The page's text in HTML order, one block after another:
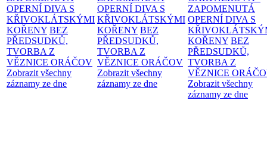
OPERNÍ DIVA S
KŘIVOKLÁTSKÝMI
KOŘENY BEZ
PŘEDSUDKŮ,
TVORBA Z
VĚZNICE ORÁČOV
Zobrazit všechny
záznamy ze dne
OPERNÍ DIVA S
KŘIVOKLÁTSKÝMI
KOŘENY BEZ
PŘEDSUDKŮ,
TVORBA Z
VĚZNICE ORÁČOV
Zobrazit všechny
záznamy ze dne
ZAPOMENUTÁ
OPERNÍ DIVA S
KOŘENY BEZ
PŘEDSUDKŮ,
TVORBA Z
VĚZNICE
Zobrazit všechny
záznamy ze dne